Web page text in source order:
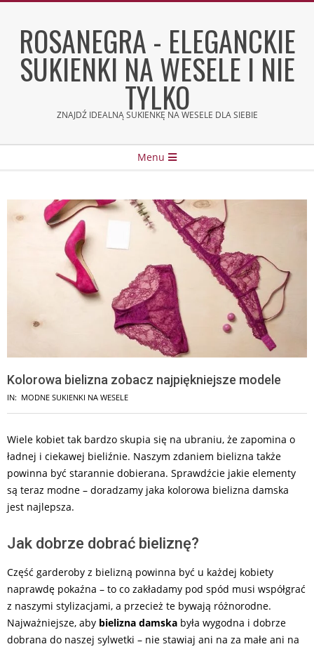
contentROSANEGRA - ELEGANCKIE
SUKIENKI NA WESELE I NIE
TYLKO
ZNAJDŹ IDEALNĄ SUKIENKĘ NA WESELE DLA SIEBIE
Menu
Kolorowa bielizna zobacz najpiękniejsze modele
IN: MODNE SUKIENKI NA WESELE
Wiele kobiet tak bardzo skupia się na ubraniu, że zapomina o
ładnej i ciekawej bieliźnie. Naszym zdaniem bielizna także
powinna być starannie dobierana. Sprawdźcie jakie elementy
są teraz modne – doradzamy jaka kolorowa bielizna damska
jest najlepsza.
Jak dobrze dobrać bieliznę?
Część garderoby z bielizną powinna być u każdej kobiety
naprawdę pokaźna – to co zakładamy pod spód musi współgrać
z naszymi stylizacjami, a przecież te bywają różnorodne.
Najważniejsze, aby bielizna damska była wygodna i dobrze
dobrana do naszej sylwetki – nie stawiaj ani na za małe ani na